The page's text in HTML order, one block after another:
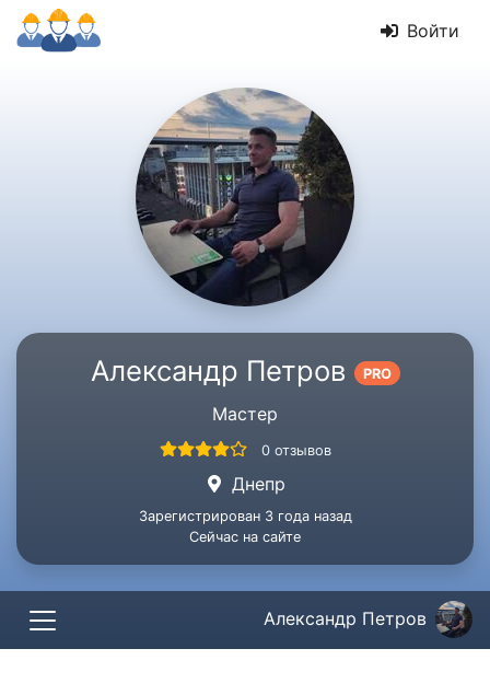
Войти
Александр Петров PRO
Мастер
0 отзывов
Днепр
Зарегистрирован 3 года назад
Сейчас на сайте
Александр Петров